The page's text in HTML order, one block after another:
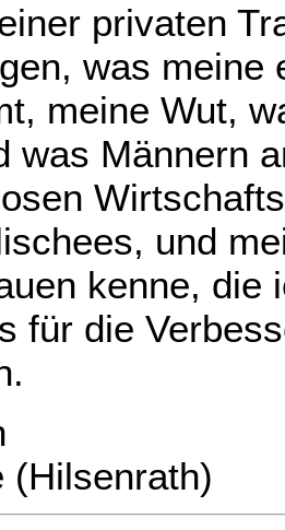
privaten
was meine
meine Wut,
was Männern
und
kenne, die
für die
(Hilsenrath)